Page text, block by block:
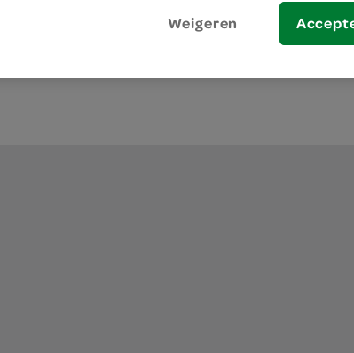
10.
Weigeren